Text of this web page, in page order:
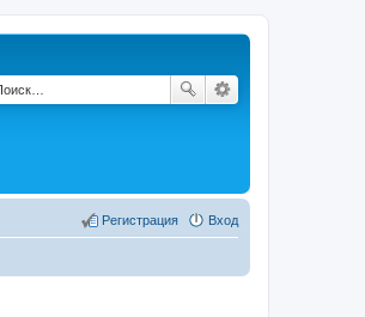
Вход
Регистрация